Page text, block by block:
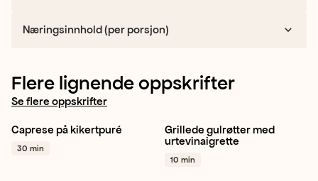
Næringsinnhold (per porsjon)
Flere lignende oppskrifter
Se flere oppskrifter
Salat
Bønne
Pinjekjerner
Caprese på kikertpuré
30 min
Gulrot Appelsin
Grilling
Grillede gulrøtter med
urtevinaigrette
10 min